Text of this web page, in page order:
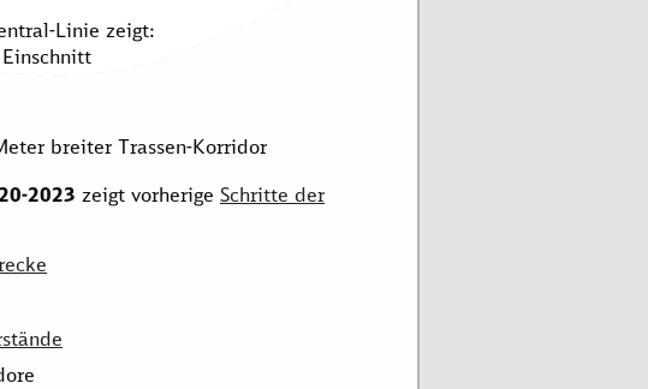
Linie zeigt:
breiter Trassen-Korridor
2023 zeigt vorherige Schritte der